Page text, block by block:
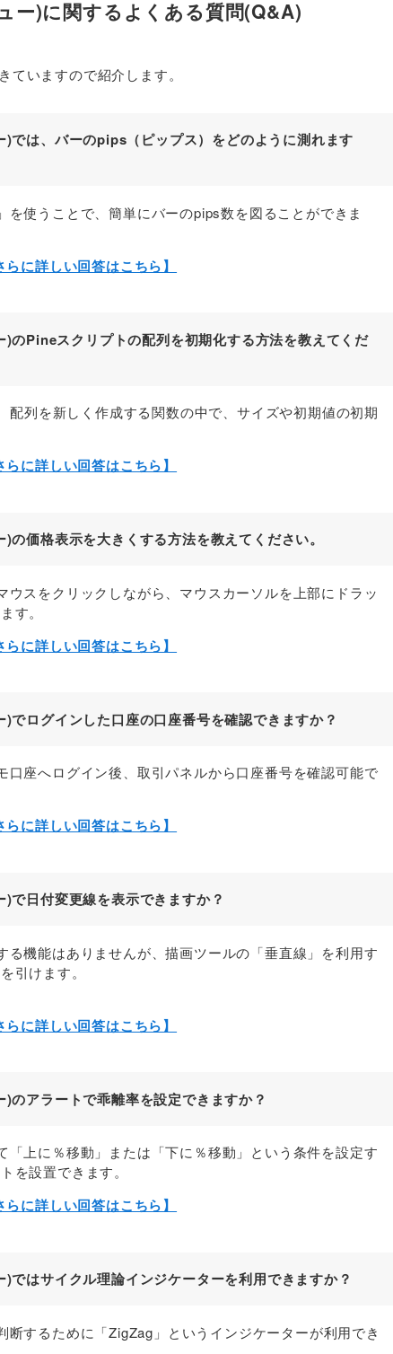
)に関するよくある質問(Q&A)
いますので紹介します。
は、バーのpips（ピップス）をどのように測れます
使うことで、簡単にバーのpips数を図ることができま
らに詳しい回答はこちら】
Pineスクリプトの配列を初期化する方法を教えてくだ
列を新しく作成する関数の中で、サイズや初期値の初期
らに詳しい回答はこちら】
価格表示を大きくする方法を教えてください。
スをクリックしながら、マウスカーソルを上部にドラッ
す。
らに詳しい回答はこちら】
ログインした口座の口座番号を確認できますか？
口座へログイン後、取引パネルから口座番号を確認可能で
らに詳しい回答はこちら】
日付変更線を表示できますか？
機能はありませんが、描画ツールの「垂直線」を利用す
引けます。
らに詳しい回答はこちら】
アラートで乖離率を設定できますか？
上に％移動」または「下に％移動」という条件を設定す
を設置できます。
らに詳しい回答はこちら】
はサイクル理論インジケーターを利用できますか？
するために「ZigZag」というインジケーターが利用でき